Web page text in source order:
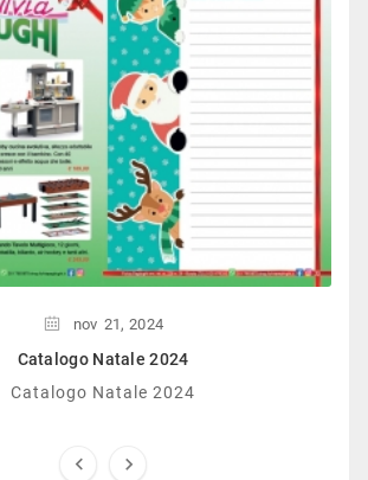
nov 21, 2024
Catalogo Natale 2024
Catalogo Natale 2024
 